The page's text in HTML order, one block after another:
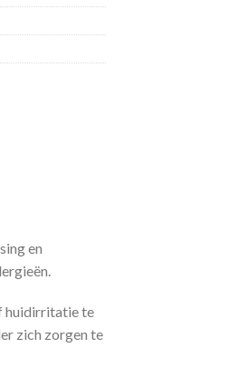
en
huidirritatie te
zich zorgen te